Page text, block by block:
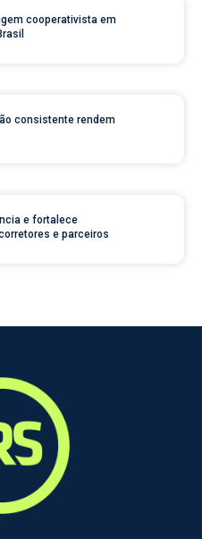
cooperativista em
consistente rendem
e fortalece
e parceiros